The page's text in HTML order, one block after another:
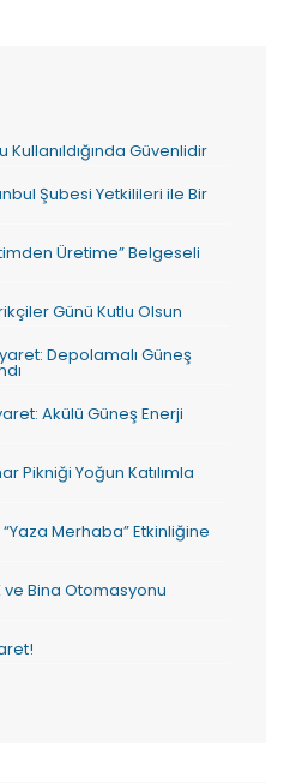
Güvenlidir
Şubesi Yetkilileri ile Bir
Üretime” Belgeseli
Günü Kutlu Olsun
Depolamalı Güneş
Akülü Güneş Enerji
Pikniği Yoğun Katılımla
“Yaza Merhaba” Etkinliğine
ve Bina Otomasyonu